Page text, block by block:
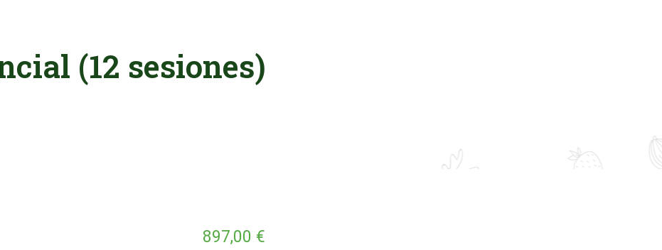
(12 sesiones)
897,00 €